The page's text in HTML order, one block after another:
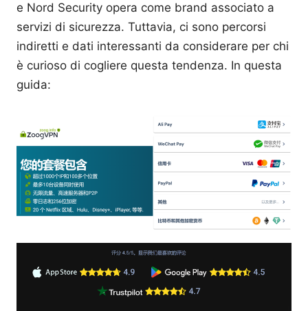
e Nord Security opera come brand associato a
servizi di sicurezza. Tuttavia, ci sono percorsi
indiretti e dati interessanti da considerare per chi
è curioso di cogliere questa tendenza. In questa
guida: